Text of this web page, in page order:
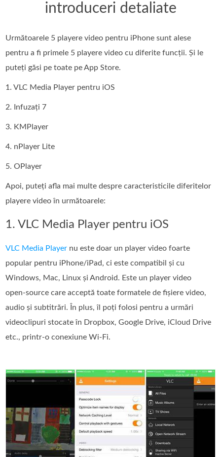
introduceri detaliate
Următoarele 5 playere video pentru iPhone sunt alese
pentru a fi primele 5 playere video cu diferite funcții. Și le
puteți găsi pe toate pe App Store.
1. VLC Media Player pentru iOS
2. Infuzați 7
3. KMPlayer
4. nPlayer Lite
5. OPlayer
Apoi, puteți afla mai multe despre caracteristicile diferitelor
playere video în următoarele:
1. VLC Media Player pentru iOS
VLC Media Player nu este doar un player video foarte
popular pentru iPhone/iPad, ci este compatibil și cu
Windows, Mac, Linux și Android. Este un player video
open‑source care acceptă toate formatele de fișiere video,
audio și subtitrări. În plus, îl poți folosi pentru a urmări
videoclipuri stocate în Dropbox, Google Drive, iCloud Drive
etc., printr-o conexiune Wi‑Fi.